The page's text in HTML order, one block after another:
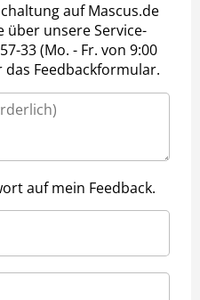
auf Mascus.de
über unsere Service-
33 (Mo. - Fr. von 9:00
Feedbackformular.
auf mein Feedback.